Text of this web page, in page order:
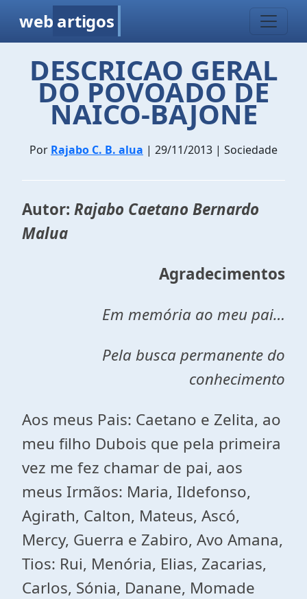
web artigos
DESCRICAO GERAL
DO POVOADO DE
NAICO-BAJONE
Por Rajabo C. B. alua | 29/11/2013 | Sociedade
Autor: Rajabo Caetano Bernardo
Malua
Agradecimentos
Em memória ao meu pai…
Pela busca permanente do
conhecimento
Aos meus Pais: Caetano e Zelita, ao
meu filho Dubois que pela primeira
vez me fez chamar de pai, aos
meus Irmãos: Maria, Ildefonso,
Agirath, Calton, Mateus, Ascó,
Mercy, Guerra e Zabiro, Avo Amana,
Tios: Rui, Menória, Elias, Zacarias,
Carlos, Sónia, Danane, Momade